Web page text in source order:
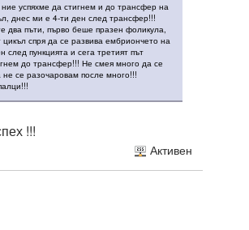
успяхме да стигнем и до трансфер на
днес ми е 4-ти ден след трансфер!!!
два пъти, първо беше празен фоликула,
спря да се развива ембриончето на
след пункцията и сега третият път
до трансфер!!! Не смея много да се
се разочаровам после много!!!
!!!
Активен